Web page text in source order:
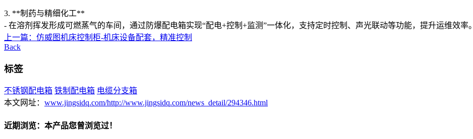
3. **制药与精细化工**
- 在溶剂挥发形成可燃蒸气的车间，通过防爆配电箱实现“配电+控制+监测”一体化，支持定时控制、声光联动等功能，提升运维效率。
上一篇：仿威图机床控制柜-机床设备配套，精准控制
Back
标签
不锈钢配电箱 铁制配电箱 电缆分支箱
本文网址： www.jingsidq.com/http://www.jingsidq.com/news_detail/294346.html
近期浏览：本产品您曾浏览过！